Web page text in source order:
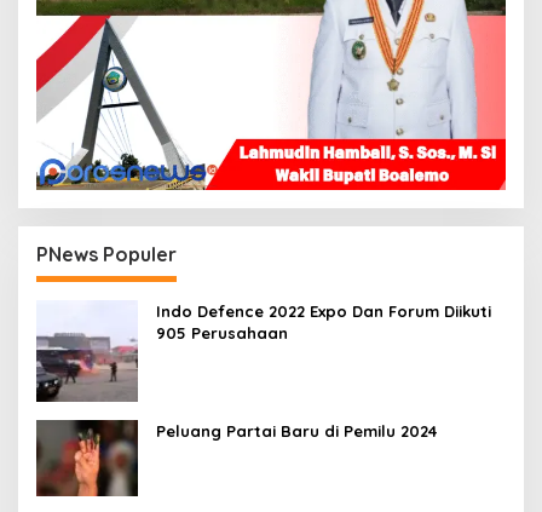
PNews Populer
Indo Defence 2022 Expo Dan Forum Diikuti
905 Perusahaan
Peluang Partai Baru di Pemilu 2024